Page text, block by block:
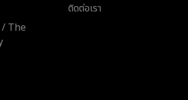
The
ติดต่อเรา